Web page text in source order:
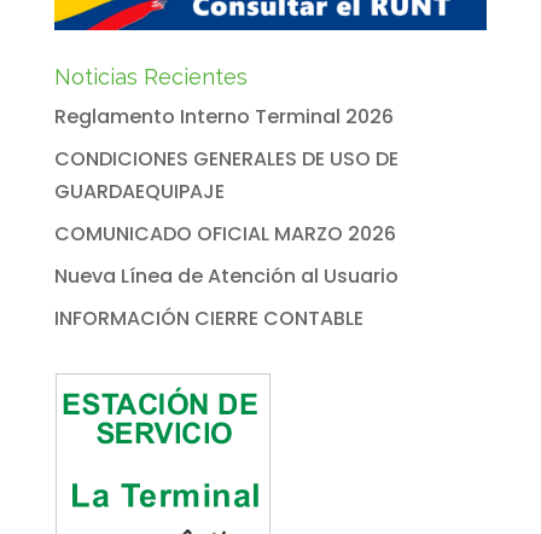
Noticias Recientes
Reglamento Interno Terminal 2026
CONDICIONES GENERALES DE USO DE
GUARDAEQUIPAJE
COMUNICADO OFICIAL MARZO 2026
Nueva Línea de Atención al Usuario
INFORMACIÓN CIERRE CONTABLE